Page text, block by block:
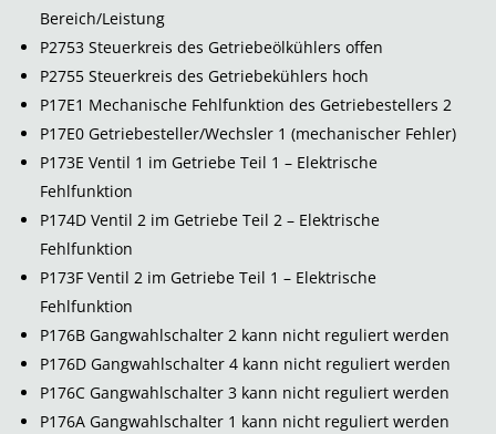
Bereich/Leistung
P2753 Steuerkreis des Getriebeölkühlers offen
P2755 Steuerkreis des Getriebekühlers hoch
P17E1 Mechanische Fehlfunktion des Getriebestellers 2
P17E0 Getriebesteller/Wechsler 1 (mechanischer Fehler)
P173E Ventil 1 im Getriebe Teil 1 – Elektrische
Fehlfunktion
P174D Ventil 2 im Getriebe Teil 2 – Elektrische
Fehlfunktion
P173F Ventil 2 im Getriebe Teil 1 – Elektrische
Fehlfunktion
P176B Gangwahlschalter 2 kann nicht reguliert werden
P176D Gangwahlschalter 4 kann nicht reguliert werden
P176C Gangwahlschalter 3 kann nicht reguliert werden
P176A Gangwahlschalter 1 kann nicht reguliert werden